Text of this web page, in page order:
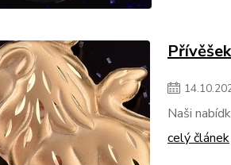
14.10.
Naši
celý článek